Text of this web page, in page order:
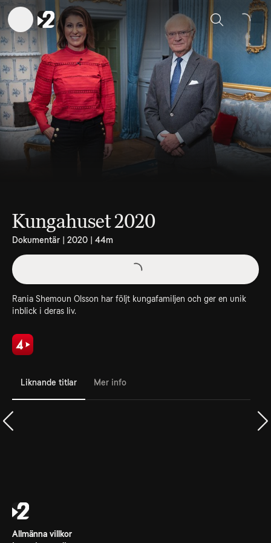
Sök
Kungahuset 2020
Dokumentär | 2020 | 44m
Rania Shemoun Olsson har följt kungafamiljen och ger en unik
inblick i deras liv.
Liknande titlar Mer info
Allmänna villkor